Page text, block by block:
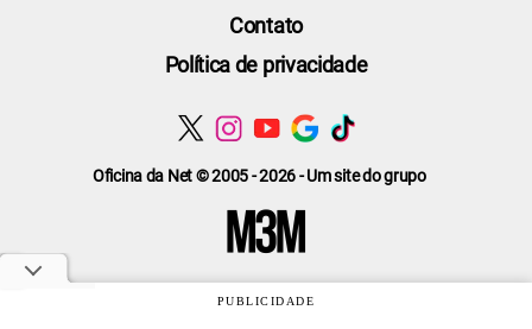
Oficina da Net © 2005 - 2026 - Um site do grupo
Contato
Política de privacidade
PUBLICIDADE